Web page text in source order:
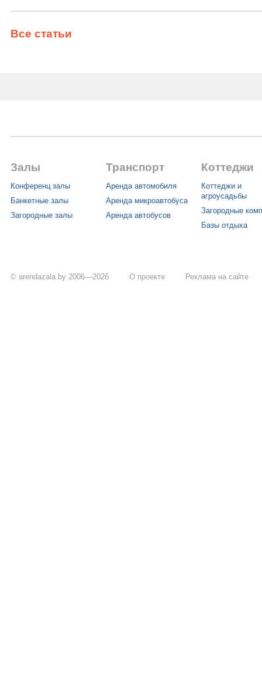
Все статьи
Залы
Конференц залы
Банкетные залы
Загородные залы
Транспорт
Аренда автомобиля
Аренда микроавтобуса
Аренда автобусов
Коттеджи
Коттеджи и
агроусадьбы
Загородные
Базы отдыха
© arendazala.by 2006—2026 О проекте Реклама на сайте